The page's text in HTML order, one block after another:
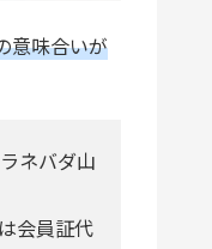
意味合いが
ネバダ山
会員証代